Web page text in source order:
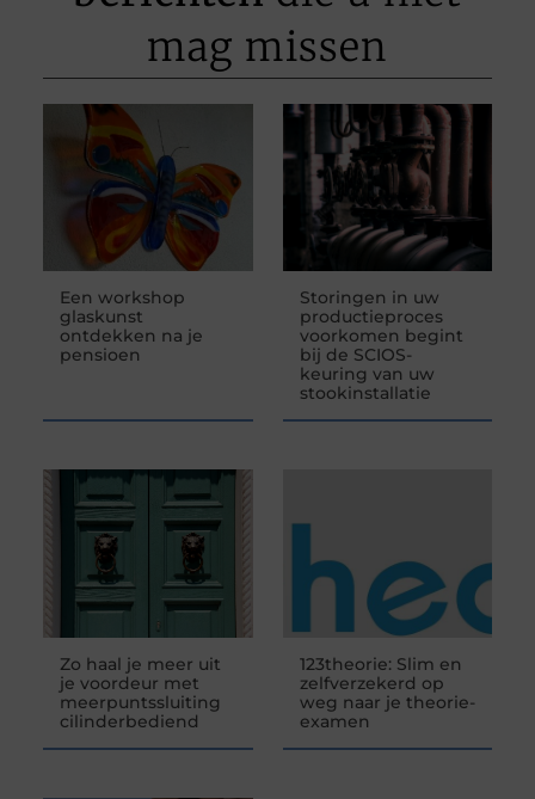
mag missen
Een workshop
glaskunst
ontdekken na je
pensioen
Storingen in uw
productieproces
voorkomen begint
bij de SCIOS-
keuring van uw
stookinstallatie
Zo haal je meer uit
je voordeur met
meerpuntssluiting
cilinderbediend
123theorie: Slim en
zelfverzekerd op
weg naar je theorie-
examen